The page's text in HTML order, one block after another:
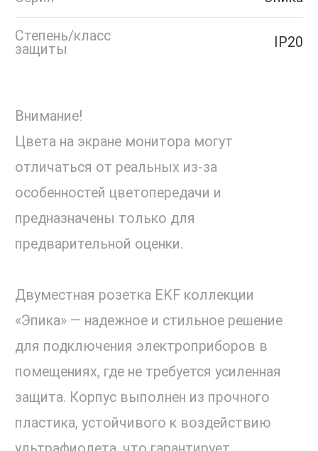
Степень/класс
защиты
IP20
Внимание!
Цвета на экране монитора могут
отличаться от реальных из-за
особенностей цветопередачи и
предназначены только для
предварительной оценки.
Двуместная розетка EKF коллекции
«Эпика» — надежное и стильное решение
для подключения электроприборов в
помещениях, где не требуется усиленная
защита. Корпус выполнен из прочного
пластика, устойчивого к воздействию